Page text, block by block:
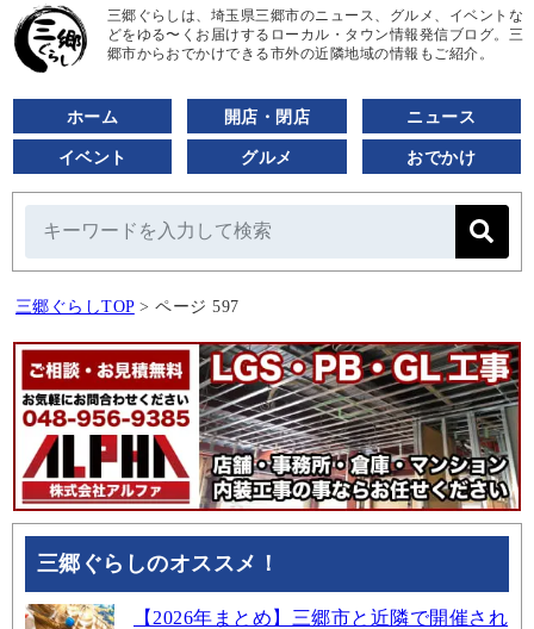
三郷ぐらしは、埼玉県三郷市のニュース、グルメ、イベントな
どをゆる〜くお届けするローカル・タウン情報発信ブログ。三
郷市からおでかけできる市外の近隣地域の情報もご紹介。
ホーム 開店・閉店 ニュース
イベント グルメ おでかけ
三郷ぐらしTOP > ページ 597
三郷ぐらしのオススメ！
【2026年まとめ】三郷市と近隣で開催され